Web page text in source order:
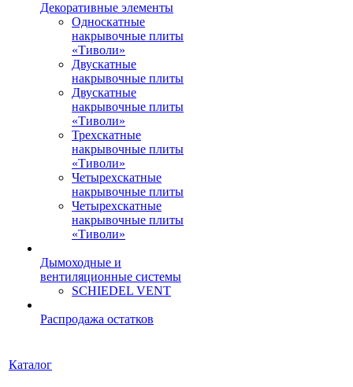
Декоративные элементы
Односкатные
накрывочные плиты
«Тиволи»
Двускатные
накрывочные плиты
Двускатные
накрывочные плиты
«Тиволи»
Трехскатные
накрывочные плиты
«Тиволи»
Четырехскатные
накрывочные плиты
Четырехскатные
накрывочные плиты
«Тиволи»
Дымоходные и
вентиляционные системы
SCHIEDEL VENT
Распродажа остатков
Каталог